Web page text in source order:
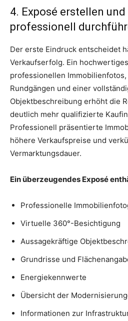
4. Exposé erstellen
professionell
Der erste Eindruck entscheidet
Verkaufserfolg. Ein
professionellen
Rundgängen und einer
Objektbeschreibung erhöht die
deutlich mehr qualifizierte
Professionell präsentierte
höhere Verkaufspreise und
Vermarktungsdauer.
Ein überzeugendes Exposé
Professionelle
Virtuelle 360°-Besichtigung
Aussagekräftige
Grundrisse und
Energiekennwerte
Übersicht der
Informationen zur